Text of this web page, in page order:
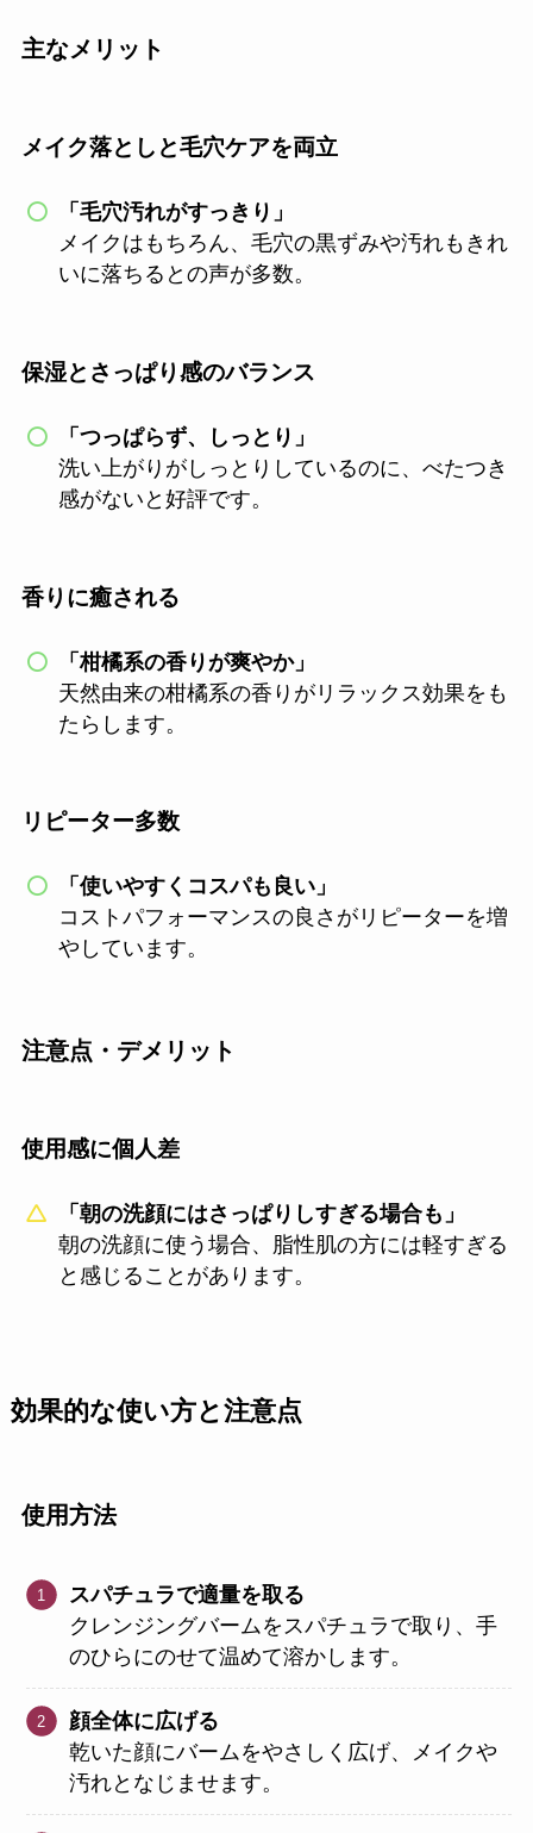
主なメリット
メイク落としと毛穴ケアを両立
「毛穴汚れがすっきり」
メイクはもちろん、毛穴の黒ずみや汚れもきれ
いに落ちるとの声が多数。
保湿とさっぱり感のバランス
「つっぱらず、しっとり」
洗い上がりがしっとりしているのに、べたつき
感がないと好評です。
香りに癒される
「柑橘系の香りが爽やか」
天然由来の柑橘系の香りがリラックス効果をも
たらします。
リピーター多数
「使いやすくコスパも良い」
コストパフォーマンスの良さがリピーターを増
やしています。
注意点・デメリット
使用感に個人差
「朝の洗顔にはさっぱりしすぎる場合も」
朝の洗顔に使う場合、脂性肌の方には軽すぎる
と感じることがあります。
効果的な使い方と注意点
使用方法
スパチュラで適量を取る
クレンジングバームをスパチュラで取り、手
のひらにのせて温めて溶かします。
顔全体に広げる
乾いた顔にバームをやさしく広げ、メイクや
汚れとなじませます。